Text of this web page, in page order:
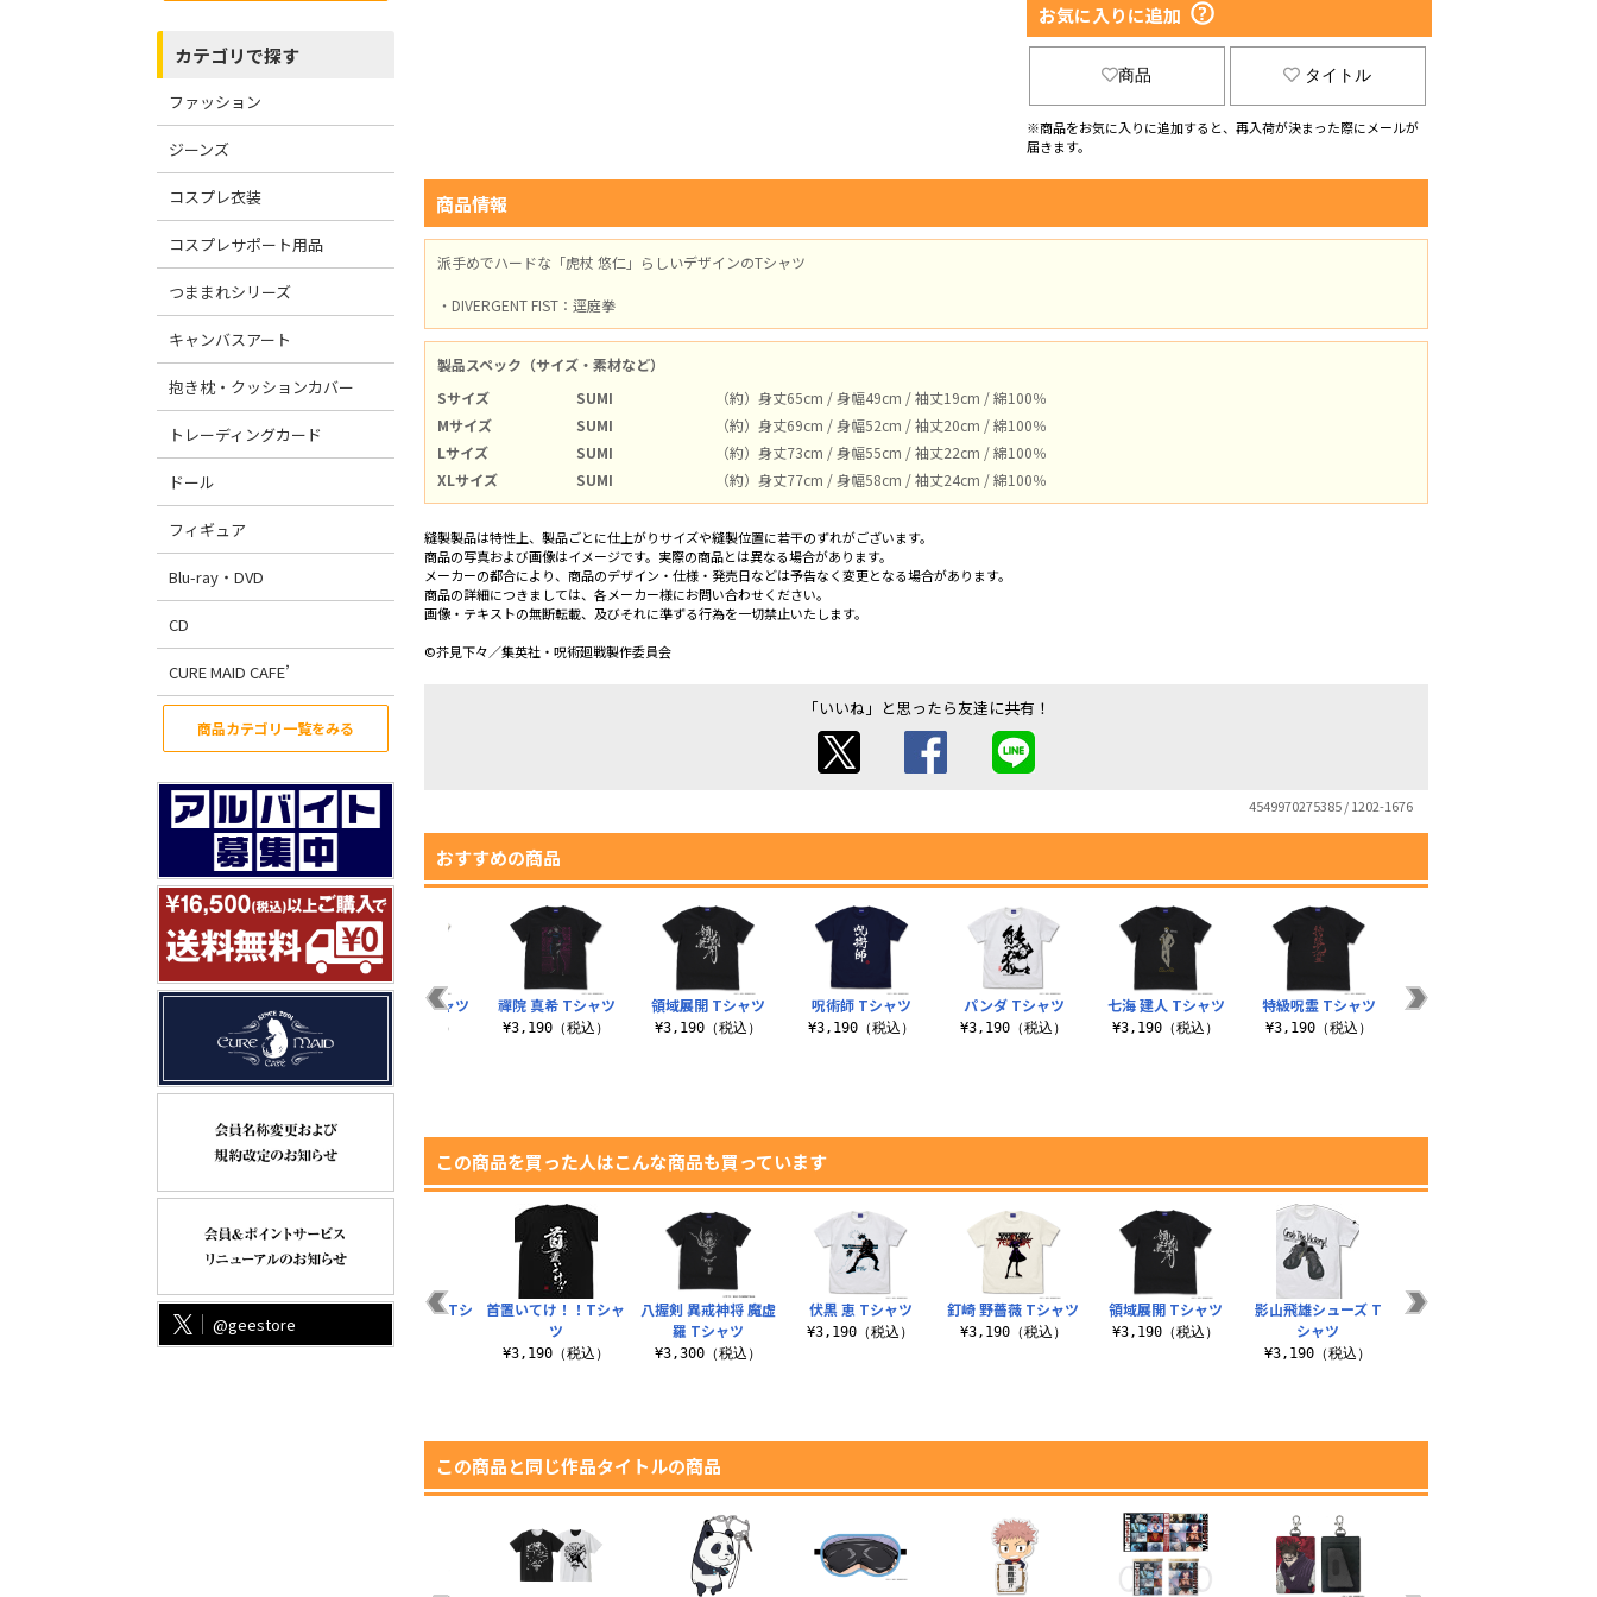
カテゴリで探す
ファッション
ジーンズ
コスプレ衣装
コスプレサポート用品
つままれシリーズ
キャンバスアート
抱き枕・クッションカバー
トレーディングカード
ドール
フィギュア
Blu-ray・DVD
CD
CURE MAID CAFE’
商品カテゴリ一覧をみる
@geestore
お気に入りに追加
商品 タイトル
※商品をお気に入りに追加すると、再入荷が決まった際にメールが
届きます。
商品情報
派手めでハードな「虎杖 悠仁」らしいデザインのTシャツ
・DIVERGENT FIST：逕庭拳
製品スペック（サイズ・素材など）
Sサイズ
SUMI
（約）身丈65cm / 身幅49cm / 袖丈19cm / 綿100％
Mサイズ
SUMI
（約）身丈69cm / 身幅52cm / 袖丈20cm / 綿100％
Lサイズ
SUMI
（約）身丈73cm / 身幅55cm / 袖丈22cm / 綿100％
XLサイズ
SUMI （約）身丈77cm / 身幅58cm / 袖丈24cm / 綿100％
縫製製品は特性上、製品ごとに仕上がりサイズや縫製位置に若干のずれがございます。
商品の写真および画像はイメージです。実際の商品とは異なる場合があります。
メーカーの都合により、商品のデザイン・仕様・発売日などは予告なく変更となる場合があります。
商品の詳細につきましては、各メーカー様にお問い合わせください。
画像・テキストの無断転載、及びそれに準ずる行為を一切禁止いたします。
©芥見下々／集英社・呪術廻戦製作委員会
「いいね」と思ったら友達に共有！
4549970275385 / 1202-1676
おすすめの商品
呪術師 Tシャツ
¥3,190（税込）
パンダ Tシャツ
¥3,190（税込）
七海 建人 Tシャツ
¥3,190（税込）
特級呪霊 Tシャツ
¥3,190（税込）
五条 悟 Tシャツ
¥3,190（税込）
釘崎 野薔薇 Tシャツ
¥3,190（税込）
禪院 真希 Tシャツ
¥3,190（税込）
領域展開 Tシャツ
¥3,190（税込）
この商品を買った人はこんな商品も買っています
伏黒 恵 Tシャツ
¥3,190（税込）
釘崎 野薔薇 Tシャツ
¥3,190（税込）
領域展開 Tシャツ
¥3,190（税込）
影山飛雄シューズ T
シャツ
¥3,190（税込）
七海 建人 Tシャツ
定春ほんわか顔 Tシ
奇行種 Tシャツ
¥3,190（税込）
島津中務少輔豊久Tシ
首置いてけ！！Tシャ
ツ
¥3,190（税込）
八握剣 異戒神将 魔虚
羅 Tシャツ
¥3,300（税込）
この商品と同じ作品タイトルの商品